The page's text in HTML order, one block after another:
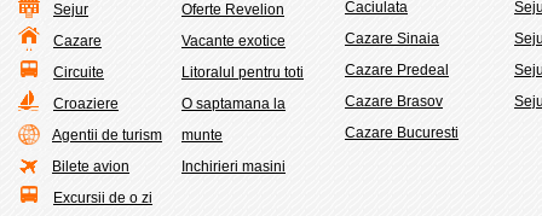
Sejur
Cazare
Circuite
Croaziere
Agentii de turism
Bilete avion
Excursii de o zi
Oferte Revelion
Vacante exotice
Litoralul pentru toti
O saptamana la
munte
Inchirieri masini
Caciulata
Cazare Sinaia
Cazare Predeal
Cazare Brasov
Cazare Bucuresti